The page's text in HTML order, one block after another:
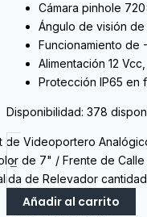
Cámara pinhole
Ángulo de visión de
Funcionamiento de
Alimentación 12
Protección IP65 en
Disponibilidad: 378
-
de Videoportero
de 7" / Frente de Calle
de Relevador cantidad
Añadir al carrito